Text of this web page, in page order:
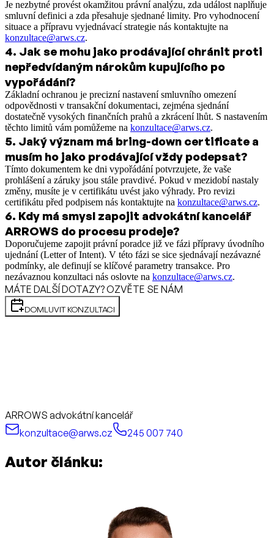
Je nezbytné provést okamžitou právní analýzu, zda událost naplňuje
smluvní definici a zda přesahuje sjednané limity. Pro vyhodnocení
situace a přípravu vyjednávací strategie nás kontaktujte na
konzultace@arws.cz.
4. Jak se mohu jako prodávající chránit proti
nepředvídaným nárokům kupujícího po
vypořádání?
Základní ochranou je precizní nastavení smluvního omezení
odpovědnosti v transakční dokumentaci, zejména sjednání
dostatečně vysokých finančních prahů a zkrácení lhůt. S nastavením
těchto limitů vám pomůžeme na konzultace@arws.cz.
5. Jaký význam má bring-down certificate a
musím ho jako prodávající vždy podepsat?
Tímto dokumentem ke dni vypořádání potvrzujete, že vaše
prohlášení a záruky jsou stále pravdivé. Pokud v mezidobí nastaly
změny, musíte je v certifikátu uvést jako výhrady. Pro revizi
certifikátu před podpisem nás kontaktujte na konzultace@arws.cz.
6. Kdy má smysl zapojit advokátní kancelář
ARROWS do procesu prodeje?
Doporučujeme zapojit právní poradce již ve fázi přípravy úvodního
ujednání (Letter of Intent). V této fázi se sice sjednávají nezávazné
podmínky, ale definují se klíčové parametry transakce. Pro
nezávaznou konzultaci nás oslovte na konzultace@arws.cz.
MÁTE DALŠÍ DOTAZY? OZVĚTE SE NÁM
DOMLUVIT KONZULTACI
ARROWS advokátní kancelář
konzultace@arws.cz
245 007 740
Autor článku: